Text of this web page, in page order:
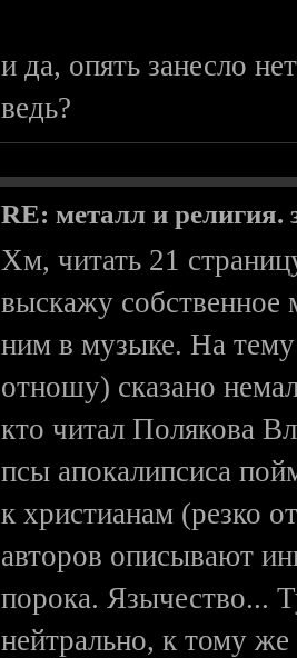
и да, опять занесло
ведь?
RE: металл и религия.
Хм, читать 21
выскажу собственное
ним в музыке. На
отношу) сказано
кто читал Полякова
псы апокалипсиса
к христианам (резко
авторов описывают
порока. Язычество...
нейтрально, к тому